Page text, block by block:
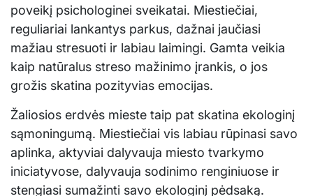
poveikį psichologinei sveikatai. Miestiečiai,
reguliariai lankantys parkus, dažnai jaučiasi
mažiau stresuoti ir labiau laimingi. Gamta veikia
kaip natūralus streso mažinimo įrankis, o jos
grožis skatina pozityvias emocijas.
Žaliosios erdvės mieste taip pat skatina ekologinį
sąmoningumą. Miestiečiai vis labiau rūpinasi savo
aplinka, aktyviai dalyvauja miesto tvarkymo
iniciatyvose, dalyvauja sodinimo renginiuose ir
stengiasi sumažinti savo ekologinį pėdsaką.